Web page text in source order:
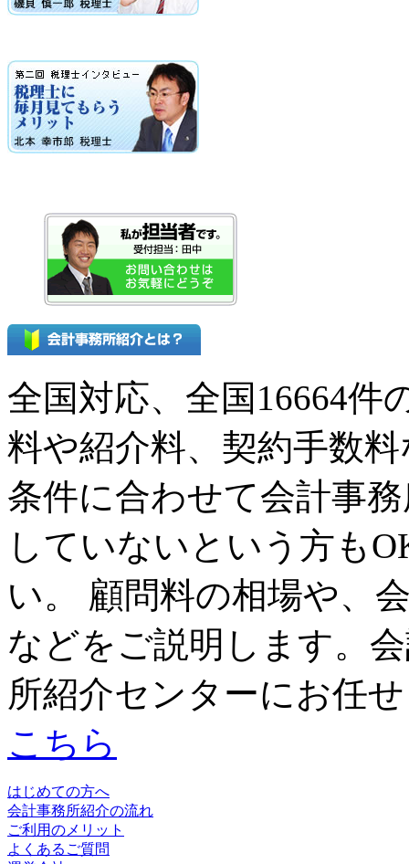
全国対応、全国16664件
料や紹介料、契約手数
条件に合わせて会計事
していないという方も
い。 顧問料の相場や、
などをご説明します。
所紹介センターにお任
こちら
はじめての方へ
会計事務所紹介の流れ
ご利用のメリット
よくあるご質問